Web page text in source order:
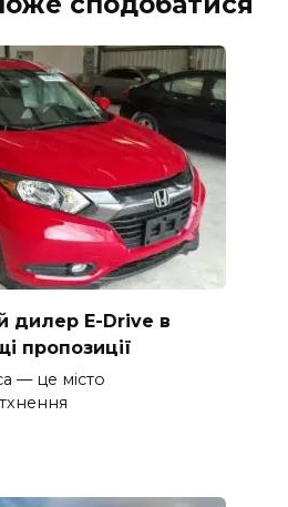
дилер E-Drive в
пропозиції
— це місто